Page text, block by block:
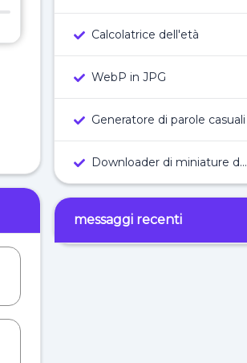
Calcolatrice dell'età
WebP in JPG
Generatore di parole casuali
Downloader di miniature di YouTube
messaggi recenti